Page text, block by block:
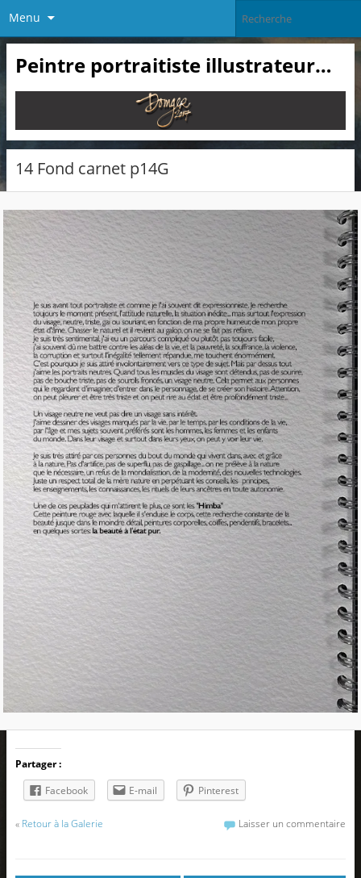
Menu
Peintre portraitiste illustrateur…
14 Fond carnet p14G
Partager :
Facebook
E-mail Pinterest
« Retour à la Galerie Laisser un commentaire